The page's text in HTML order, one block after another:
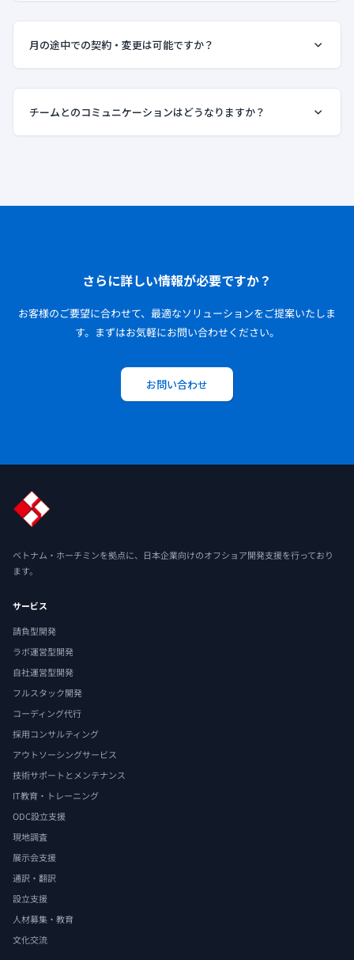
月の途中での契約・変更は可能ですか？
チームとのコミュニケーションはどうなりますか？
さらに詳しい情報が必要ですか？
お客様のご要望に合わせて、最適なソリューションをご提案いたしま
す。 まずはお気軽にお問い合わせください。
お問い合わせ
ベトナム・ホーチミンを拠点に、日本企業向けのオフショア開発支援を行っており
ます。
サービス
請負型開発
ラボ運営型開発
自社運営型開発
フルスタック開発
コーディング代行
採用コンサルティング
アウトソーシングサービス
技術サポートとメンテナンス
IT教育・トレーニング
ODC設立支援
現地調査
展示会支援
通訳・翻訳
設立支援
人材募集・教育
文化交流